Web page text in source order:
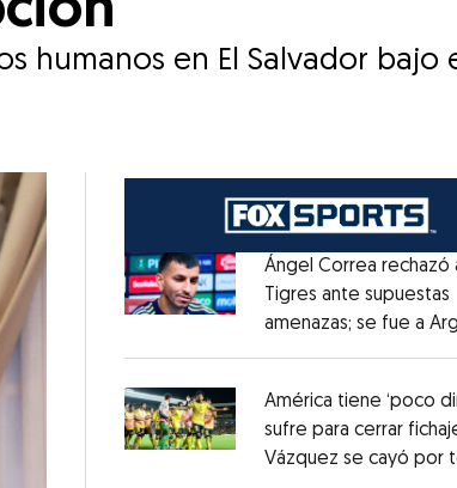
humanos en El Salvador bajo
Opens in new window
Ángel Correa rechazó
Tigres ante supuestas
amenazas; se fue a
Opens in new window
América tiene ‘poco
sufre para cerrar
Vázquez se cayó por